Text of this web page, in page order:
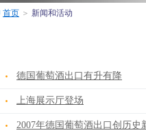
首页 ＞ 新闻和活动
德国葡萄酒出口有升有降
上海展示厅登场
2007年德国葡萄酒出口创历史